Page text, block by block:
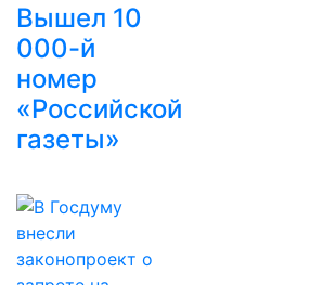
Вышел 10
000-й
номер
«Российской
газеты»